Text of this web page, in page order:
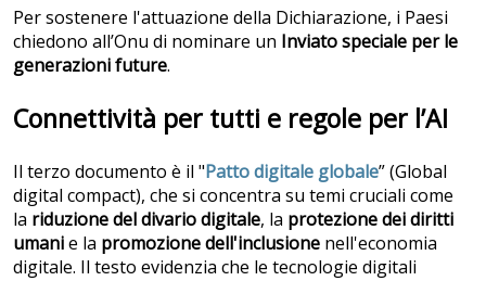
Per sostenere l'attuazione della Dichiarazione, i Paesi
chiedono all’Onu di nominare un Inviato speciale per le
generazioni future.
Connettività per tutti e regole per l’AI
Il terzo documento è il "Patto digitale globale” (Global
digital compact), che si concentra su temi cruciali come
la riduzione del divario digitale, la protezione dei diritti
umanie la promozione dell'inclusione nell'economia
digitale. Il testo evidenzia che le tecnologie digitali